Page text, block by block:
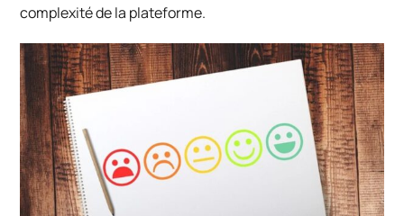
complexité de la plateforme.